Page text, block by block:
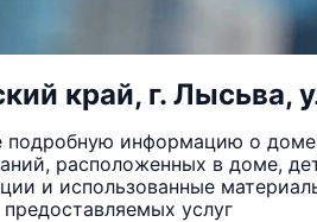
край, г. Лысьва,
подробную информацию о
расположенных в доме,
и использованные
предоставляемых услуг